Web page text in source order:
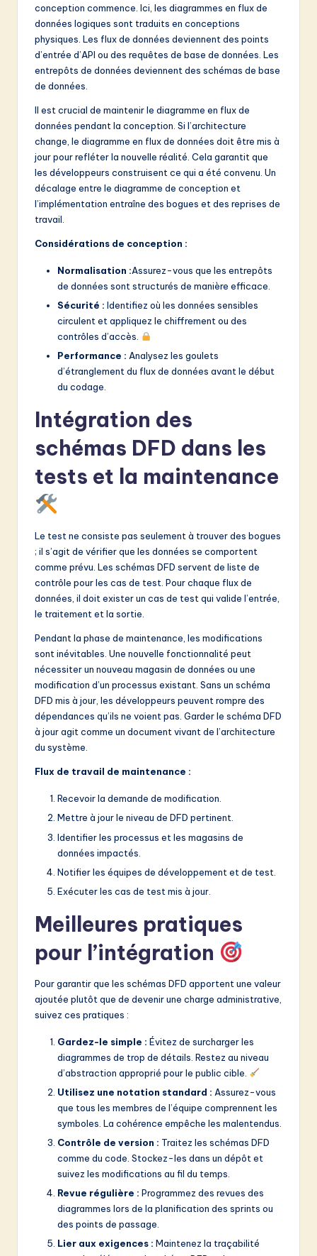
conception commence. Ici, les diagrammes en flux de
données logiques sont traduits en conceptions
physiques. Les flux de données deviennent des points
d’entrée d’API ou des requêtes de base de données. Les
entrepôts de données deviennent des schémas de base
de données.
Il est crucial de maintenir le diagramme en flux de
données pendant la conception. Si l’architecture
change, le diagramme en flux de données doit être mis à
jour pour refléter la nouvelle réalité. Cela garantit que
les développeurs construisent ce qui a été convenu. Un
décalage entre le diagramme de conception et
l’implémentation entraîne des bogues et des reprises de
travail.
Considérations de conception :
Normalisation :Assurez-vous que les entrepôts
de données sont structurés de manière efficace.
Sécurité : Identifiez où les données sensibles
circulent et appliquez le chiffrement ou des
contrôles d’accès.
Performance : Analysez les goulets
d’étranglement du flux de données avant le début
du codage.
Intégration des
schémas DFD dans les
tests et la maintenance
Le test ne consiste pas seulement à trouver des bogues
; il s’agit de vérifier que les données se comportent
comme prévu. Les schémas DFD servent de liste de
contrôle pour les cas de test. Pour chaque flux de
données, il doit exister un cas de test qui valide l’entrée,
le traitement et la sortie.
Pendant la phase de maintenance, les modifications
sont inévitables. Une nouvelle fonctionnalité peut
nécessiter un nouveau magasin de données ou une
modification d’un processus existant. Sans un schéma
DFD mis à jour, les développeurs peuvent rompre des
dépendances qu’ils ne voient pas. Garder le schéma DFD
à jour agit comme un document vivant de l’architecture
du système.
Flux de travail de maintenance :
Recevoir la demande de modification.
Mettre à jour le niveau de DFD pertinent.
Identifier les processus et les magasins de
données impactés.
Notifier les équipes de développement et de test.
Exécuter les cas de test mis à jour.
Meilleures pratiques
pour l’intégration
Pour garantir que les schémas DFD apportent une valeur
ajoutée plutôt que de devenir une charge administrative,
suivez ces pratiques :
Gardez-le simple : Évitez de surcharger les
diagrammes de trop de détails. Restez au niveau
d’abstraction approprié pour le public cible.
Utilisez une notation standard : Assurez-vous
que tous les membres de l’équipe comprennent les
symboles. La cohérence empêche les malentendus.
Contrôle de version : Traitez les schémas DFD
comme du code. Stockez-les dans un dépôt et
suivez les modifications au fil du temps.
Revue régulière : Programmez des revues des
diagrammes lors de la planification des sprints ou
des points de passage.
Lier aux exigences : Maintenez la traçabilité